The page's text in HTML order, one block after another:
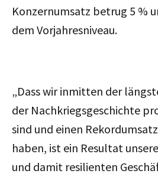
Konzernumsatz betrug 5 %
dem Vorjahresniveau.
„Dass wir inmitten der
der Nachkriegsgeschichte
sind und einen
haben, ist ein Resultat
und damit resilienten